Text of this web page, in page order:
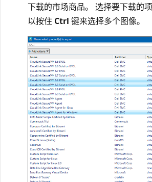
下载的市场商品。 选择要下载的
以按住 Ctrl 键来选择多个图像。